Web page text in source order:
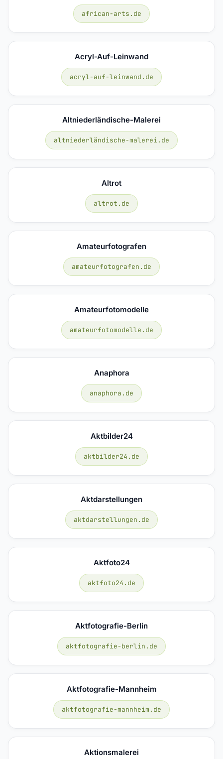
african-arts.de
Acryl-Auf-Leinwand
acryl-auf-leinwand.de
Altniederländische-Malerei
altniederländische-malerei.de
Altrot
altrot.de
Amateurfotografen
amateurfotografen.de
Amateurfotomodelle
amateurfotomodelle.de
Anaphora
anaphora.de
Aktbilder24
aktbilder24.de
Aktdarstellungen
aktdarstellungen.de
Aktfoto24
aktfoto24.de
Aktfotografie-Berlin
aktfotografie-berlin.de
Aktfotografie-Mannheim
aktfotografie-mannheim.de
Aktionsmalerei